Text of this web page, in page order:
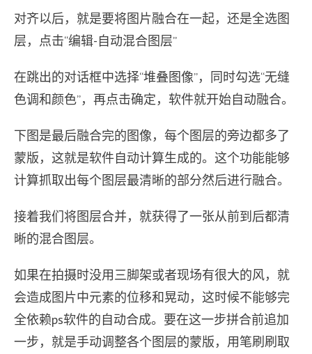
对齐以后，就是要将图片融合在一起，还是全选图
层，点击“编辑-自动混合图层”
在跳出的对话框中选择“堆叠图像”，同时勾选“无缝
色调和颜色”，再点击确定，软件就开始自动融合。
下图是最后融合完的图像，每个图层的旁边都多了
蒙版，这就是软件自动计算生成的。这个功能能够
计算抓取出每个图层最清晰的部分然后进行融合。
接着我们将图层合并，就获得了一张从前到后都清
晰的混合图层。
如果在拍摄时没用三脚架或者现场有很大的风，就
会造成图片中元素的位移和晃动，这时候不能够完
全依赖ps软件的自动合成。要在这一步拼合前追加
一步，就是手动调整各个图层的蒙版，用笔刷刷取